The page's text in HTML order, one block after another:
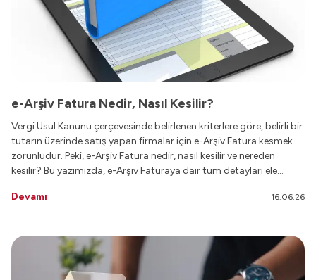
e-Arşiv Fatura Nedir, Nasıl Kesilir?
Vergi Usul Kanunu çerçevesinde belirlenen kriterlere göre, belirli bir
tutarın üzerinde satış yapan firmalar için e-Arşiv Fatura kesmek
zorunludur. Peki, e-Arşiv Fatura nedir, nasıl kesilir ve nereden
kesilir? Bu yazımızda, e-Arşiv Faturaya dair tüm detayları ele
Devamı
16.06.26